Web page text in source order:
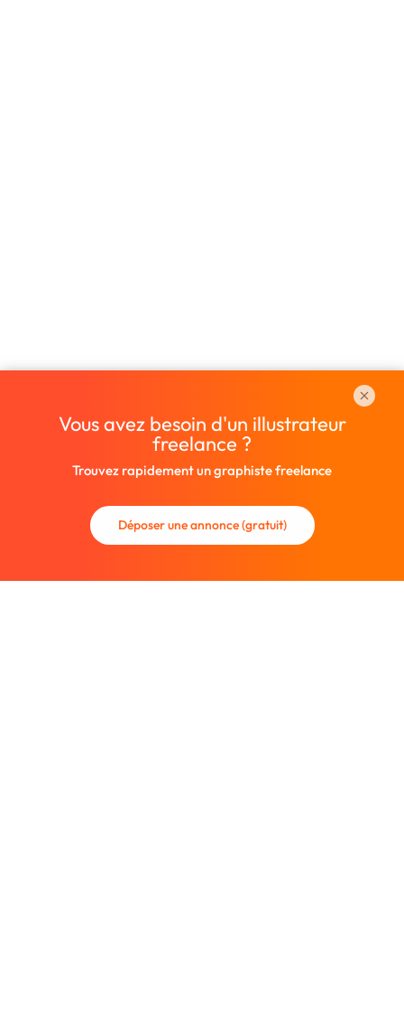
Vous avez besoin d'un illustrateur
freelance ?
Trouvez rapidement un graphiste freelance
Déposer une annonce (gratuit)